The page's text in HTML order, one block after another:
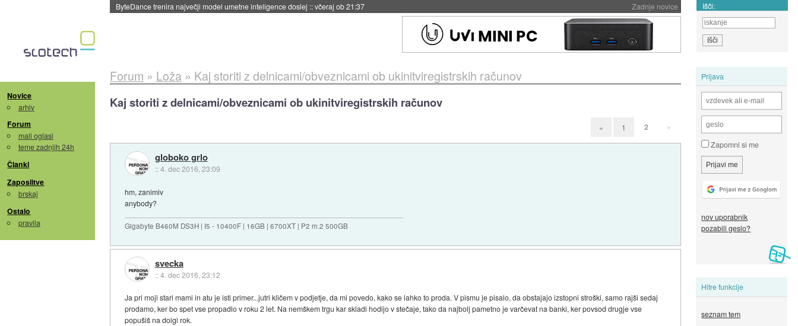
Zadnje novice
Spletne strani začele streči oglase za agente umetne inteligence::včeraj ob 21:23 Išči:
Novice
arhiv
Forum
mali oglasi
teme zadnjih 24h
Članki
Zaposlitve
brskaj
Ostalo
pravila
Prijava
Zapomni si me
nov uporabnik
pozabili geslo?
Hitre funkcije
seznam tem
Forum » Loža» Kaj storiti z delnicami/obveznicami ob ukinitviregistrskih računov
Kaj storiti z delnicami/obveznicami ob ukinitviregistrskih računov
« 1 2 »
globoko grlo
::4. dec 2016, 23:09
hm, zanimiv
anybody?
Gigabyte B460M DS3H | I5 - 10400F | 16GB | 6700XT | P2 m.2 500GB
svecka
::4. dec 2016, 23:12
Ja pri moji stari mami in atu je isti primer...jutri kličem v podjetje, da mi povedo, kako se lahko to proda. V pismu je pisalo, da obstajajo izstopni stroški, samo rajši sedaj
prodamo, ker bo spet vse propadlo v roku 2 let. Na nemškem trgu kar skladi hodijo v stečaje, tako da najbolj pametno je varčevat na banki, ker povsod drugje vse
popušiš na dolgi rok.